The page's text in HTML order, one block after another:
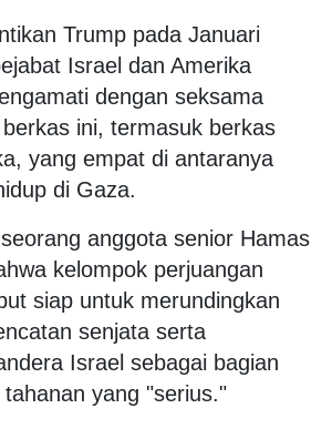
Trump pada Januari
Israel dan Amerika
dengan seksama
ini, termasuk berkas
yang empat di antaranya
di Gaza.
anggota senior Hamas
kelompok perjuangan
siap untuk merundingkan
senjata serta
Israel sebagai bagian
yang "serius."